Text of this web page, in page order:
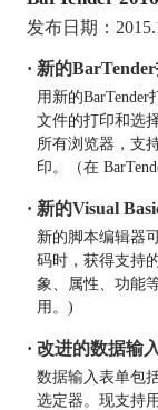
发布日期：
· 新的
用新的
文件的打印和选
所有浏览器，支
印。（在
· 新的Visual
新的脚本编辑器
码时，获得支持
象、属性、功能
用。)
· 改进的数据输
数据输入表单包
选定器。现支持